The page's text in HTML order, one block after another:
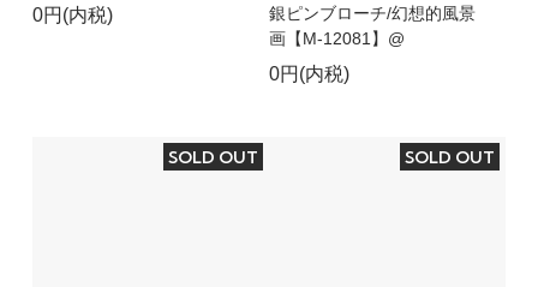
0円(内税)
銀ピンブローチ/幻想的風景
画【M-12081】@
0円(内税)
SOLD OUT SOLD OUT